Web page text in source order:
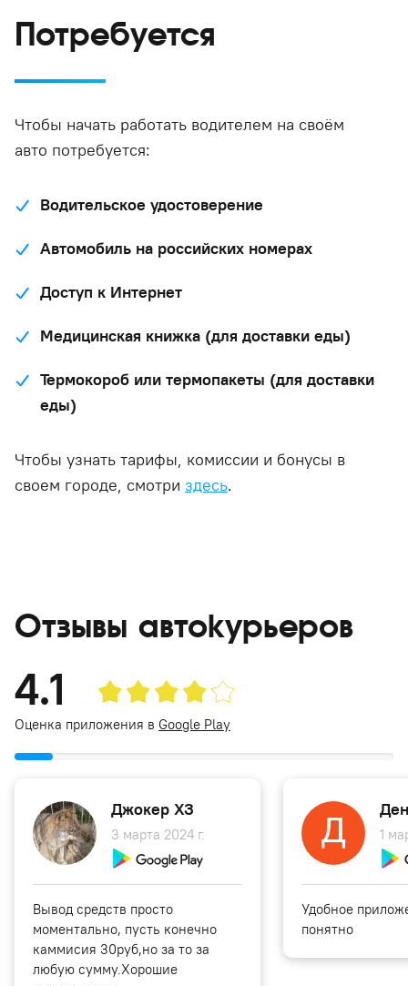
Потребуется
Чтобы начать работать водителем на своём
авто потребуется:
Водительское удостоверение
Автомобиль на российских номерах
Доступ к Интернет
Медицинская книжка (для доставки еды)
Термокороб или термопакеты (для доставки
еды)
Чтобы узнать тарифы, комиссии и бонусы в
своем городе, смотри здесь.
Отзывы автокурьеров
4.1
Оценка приложения в Google Play
Джокер ХЗ
3 марта 2024 г.
Вывод средств просто
моментально, пусть конечно
каммисия 30руб,но за то за
любую сумму.Хорошие
1
Удобное
понятно